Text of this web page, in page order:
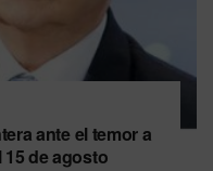
ante el temor a
de agosto